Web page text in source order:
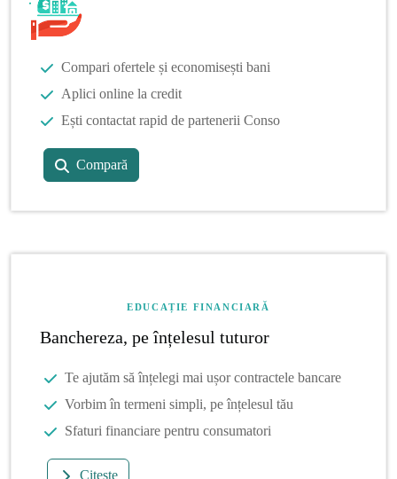
Compari ofertele și economisești bani
Aplici online la credit
Ești contactat rapid de partenerii Conso
Compară
EDUCAȚIE FINANCIARĂ
Banchereza, pe înțelesul tuturor
Te ajutăm să înțelegi mai ușor contractele bancare
Vorbim în termeni simpli, pe înțelesul tău
Sfaturi financiare pentru consumatori
Citește